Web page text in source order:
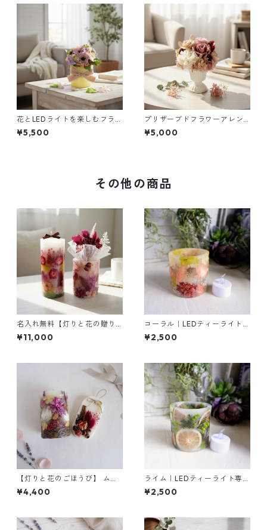
花とLEDライトを楽しむフラワ
ーアレンジ（ピンク）｜イン
テリアギフトに
¥5,500
プリザーブドフラワーアレン
ジ（ピンク）｜インテリアギ
フトに
¥5,000
その他の商品
名入れ無料【灯りと花の贈り
もの】 ローズ ｜ボタニカルキ
ャンドルL＆キャンドルホルダ
¥11,000
コーラル｜LEDティーライト専
用ボタニカルキャンドルホル
ダー
¥2,500
【灯りと花のごほうび】 ムス
ク&ローズウッド ｜ボタニカ
ルキャンドルS＆サシェ
¥4,400
ライム｜LEDティーライト専用
ボタニカルキャンドルホルダ
ー
¥2,500